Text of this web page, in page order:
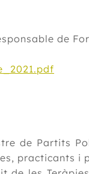
de
de Partits
practicants i